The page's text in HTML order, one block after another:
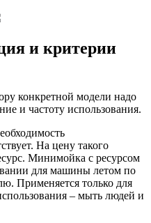
и критерии
конкретной модели надо
и частоту использования.
На цену такого
Минимойка с ресурсом
для машины летом по
Применяется только для
– мыть людей и